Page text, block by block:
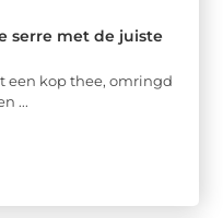
serre met de juiste
een kop thee, omringd
...